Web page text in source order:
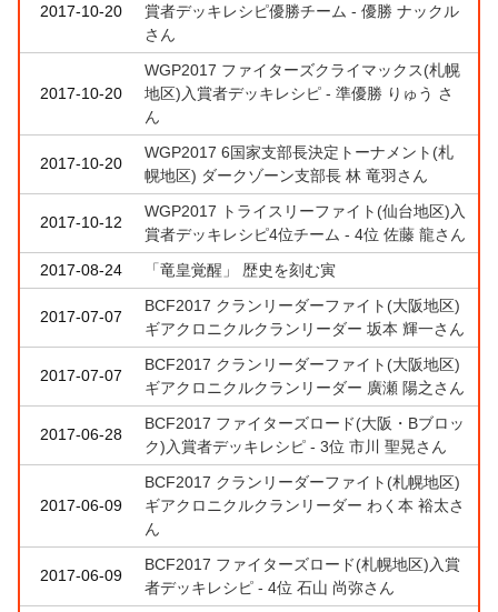
2017-10-20
賞者デッキレシピ優勝チーム - 優勝 ナックル
さん
2017-10-20
WGP2017 ファイターズクライマックス(札幌
地区)入賞者デッキレシピ - 準優勝 りゅう さ
ん
2017-10-20
WGP2017 6国家支部長決定トーナメント(札
幌地区) ダークゾーン支部長 林 竜羽さん
2017-10-12
WGP2017 トライスリーファイト(仙台地区)入
賞者デッキレシピ4位チーム - 4位 佐藤 龍さん
2017-08-24
「竜皇覚醒」 歴史を刻む寅
2017-07-07
BCF2017 クランリーダーファイト(大阪地区)
ギアクロニクルクランリーダー 坂本 輝一さん
2017-07-07
BCF2017 クランリーダーファイト(大阪地区)
ギアクロニクルクランリーダー 廣瀬 陽之さん
2017-06-28
BCF2017 ファイターズロード(大阪・Bブロッ
ク)入賞者デッキレシピ - 3位 市川 聖晃さん
2017-06-09
BCF2017 クランリーダーファイト(札幌地区)
ギアクロニクルクランリーダー わく本 裕太さ
ん
2017-06-09
BCF2017 ファイターズロード(札幌地区)入賞
者デッキレシピ - 4位 石山 尚弥さん